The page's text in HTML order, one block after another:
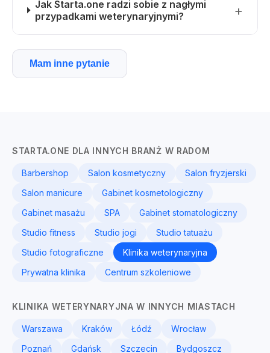
Jak Starta.one radzi sobie z nagłymi
przypadkami weterynaryjnymi?
Mam inne pytanie
STARTA.ONE DLA INNYCH BRANŻ W RADOM
Barbershop Salon kosmetyczny
Salon fryzjerski
Salon manicure
Gabinet kosmetologiczny
Gabinet masażu
SPA
Gabinet stomatologiczny
Studio fitness
Studio jogi
Studio tatuażu
Studio fotograficzne
Klinika weterynaryjna
Prywatna klinika
Centrum szkoleniowe
KLINIKA WETERYNARYJNA W INNYCH MIASTACH
Warszawa Kraków Łódź
Wrocław
Poznań
Gdańsk Szczecin Bydgoszcz